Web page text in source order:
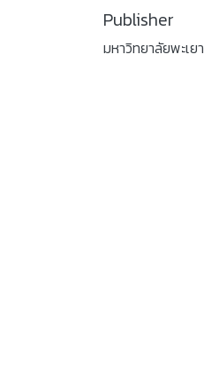
Publisher
มหาวิทยาลัยพะเยา